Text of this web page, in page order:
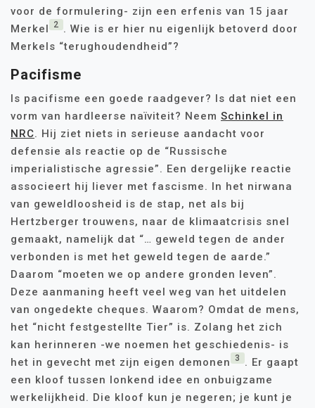
voor de formulering- zijn een erfenis van 15 jaar
Merkel
2 . Wie is er hier nu eigenlijk betoverd door
Merkels “terughoudendheid”?
Pacifisme
Is pacifisme een goede raadgever? Is dat niet een
vorm van hardleerse naïviteit? Neem Schinkel in
NRC. Hij ziet niets in serieuse aandacht voor
defensie als reactie op de “Russische
imperialistische agressie”. Een dergelijke reactie
associeert hij liever met fascisme. In het nirwana
van geweldloosheid is de stap, net als bij
Hertzberger trouwens, naar de klimaatcrisis snel
gemaakt, namelijk dat “… geweld tegen de ander
verbonden is met het geweld tegen de aarde.”
Daarom “moeten we op andere gronden leven”.
Deze aanmaning heeft veel weg van het uitdelen
van ongedekte cheques. Waarom? Omdat de mens,
het “nicht festgestellte Tier” is. Zolang het zich
kan herinneren -we noemen het geschiedenis- is
het in gevecht met zijn eigen demonen
3
. Er gaapt
een kloof tussen lonkend idee en onbuigzame
werkelijkheid. Die kloof kun je negeren; je kunt je